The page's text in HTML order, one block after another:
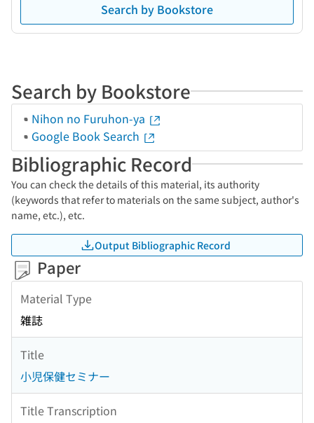
Search by Bookstore
Search by Bookstore
Nihon no Furuhon-ya
Google Book Search
Bibliographic Record
You can check the details of this material, its authority
(keywords that refer to materials on the same subject, author's
name, etc.), etc.
Output Bibliographic Record
Paper
Material Type
雑誌
Title
小児保健セミナー
Title Transcription